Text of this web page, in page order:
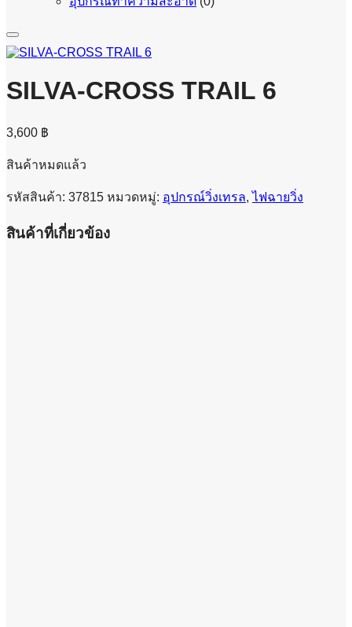
SILVA-CROSS TRAIL 6
3,600 ฿
สินค้าหมดแล้ว
รหัสสินค้า: 37815 หมวดหมู่: อุปกรณ์วิ่งเทรล,ไฟฉายวิ่ง
สินค้าที่เกี่ยวข้อง